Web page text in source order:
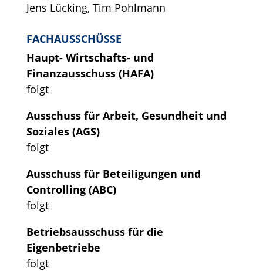
Jens Lücking, Tim Pohlmann
FACHAUSSCHÜSSE
Haupt- Wirtschafts- und
Finanzausschuss (HAFA)
folgt
Ausschuss für Arbeit, Gesundheit und
Soziales (AGS)
folgt
Ausschuss für Beteiligungen und
Controlling (ABC)
folgt
Betriebsausschuss für die
Eigenbetriebe
folgt